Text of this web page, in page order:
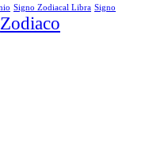
Signo Zodiacal Libra Signo
Zodiaco